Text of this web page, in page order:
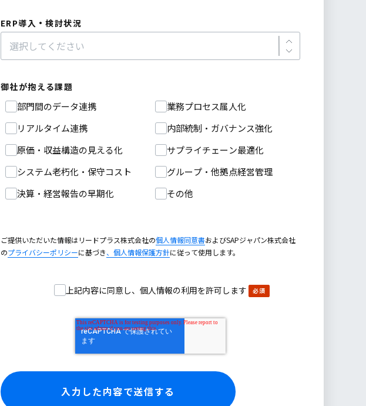
ERP導入・検討状況
御社が抱える課題
部門間のデータ連携
業務プロセス属人化
リアルタイム連携
内部統制・ガバナンス強化
原価・収益構造の見える化
サプライチェーン最適化
システム老朽化・保守コスト
グループ・他拠点経営管理
決算・経営報告の早期化
その他
ご提供いただいた情報はリードプラス株式会社の個人情報同意書およびSAPジャパン株式会社
のプライバシーポリシーに基づき、個人情報保護方針に従って使用します。
上記内容に同意し、個人情報の利用を許可します